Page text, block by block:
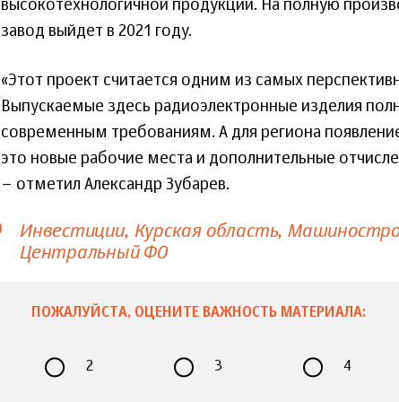
высокотехнологичной продукции. На полную
завод выйдет в 2021 году.
«Этот проект считается одним из самых
Выпускаемые здесь радиоэлектронные изделия
современным требованиям. А для региона
это новые рабочие места и дополнительные
– отметил Александр Зубарев.
Инвестиции Курская область
Центральный ФО
ПОЖАЛУЙСТА, ОЦЕНИТЕ ВАЖНОСТЬ МАТЕРИАЛА:
2 3 4